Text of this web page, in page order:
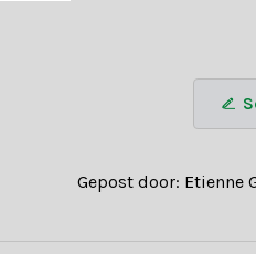
Gepost door: Etienne